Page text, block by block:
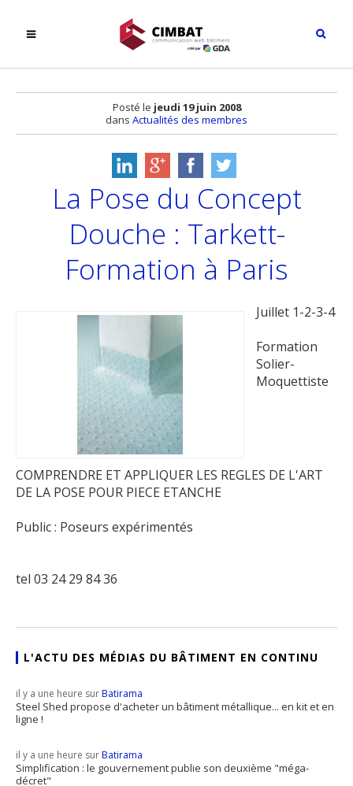
Posté le jeudi 19 juin 2008
dans Actualités des membres
La Pose du Concept
Douche : Tarkett-
Formation à Paris
Juillet 1-2-3-4
Formation
Solier-
Moquettiste
COMPRENDRE ET APPLIQUER LES REGLES DE L'ART
DE LA POSE POUR PIECE ETANCHE
Public : Poseurs expérimentés
tel 03 24 29 84 36
L'ACTU DES MÉDIAS DU BÂTIMENT EN CONTINU
il y a une heure surBatirama
Steel Shed propose d'acheter un bâtiment métallique... en kit et en
ligne !
il y a une heure surBatirama
Simplification : le gouvernement publie son deuxième "méga-
décret"